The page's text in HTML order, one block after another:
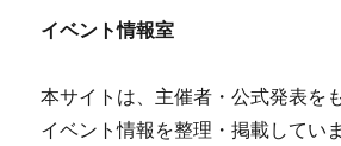
イベント情報室
本サイトは、主催者・公式発表を
イベント情報を整理・掲載してい